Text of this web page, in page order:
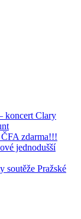
koncert Clary
zdarma!!!
jednodušší
soutěže Pražské